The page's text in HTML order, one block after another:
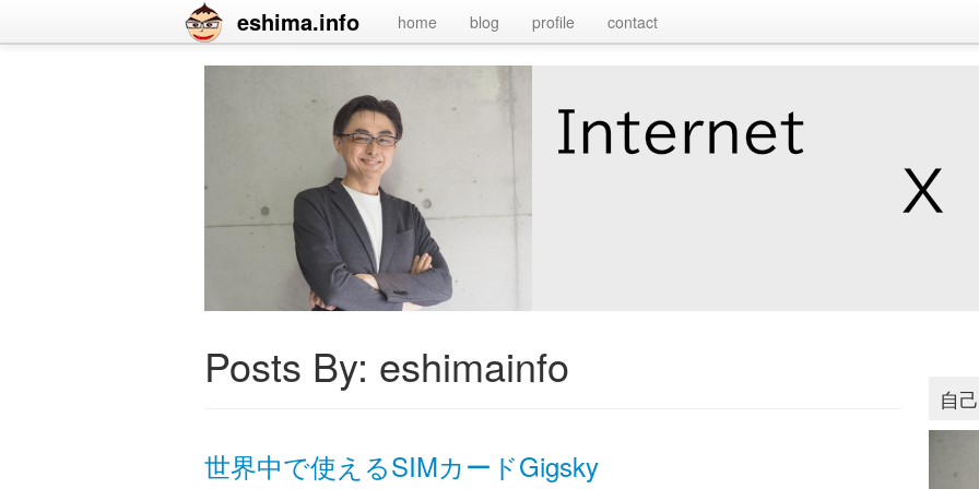
eshima.info home blog profile contact
Posts By: eshimainfo
世界中で使えるSIMカードGigsky
自